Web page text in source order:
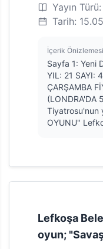
Yayın
Tarih:
İçerik
Sayfa 1: Yeni
YIL: 21 SAYI:
ÇARŞAMBA
(LONDRA'DA
Tiyatrosu'nun
OYUNU"
Lefkoşa
oyun;